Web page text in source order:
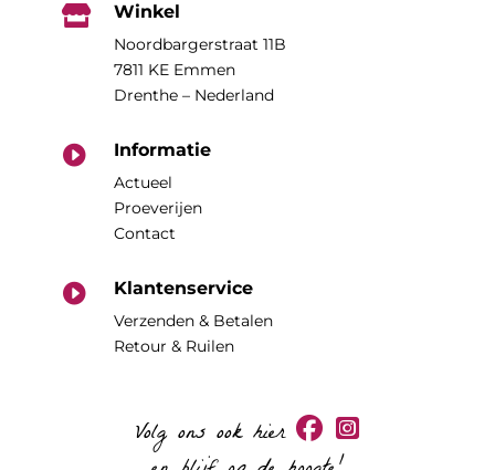
 Winkel
Noordbargerstraat 11B
7811 KE Emmen
Drenthe – Nederland
 Informatie
Actueel
Proeverijen
Contact
 Klantenservice
Verzenden & Betalen
Retour & Ruilen
Volg ons ook hier